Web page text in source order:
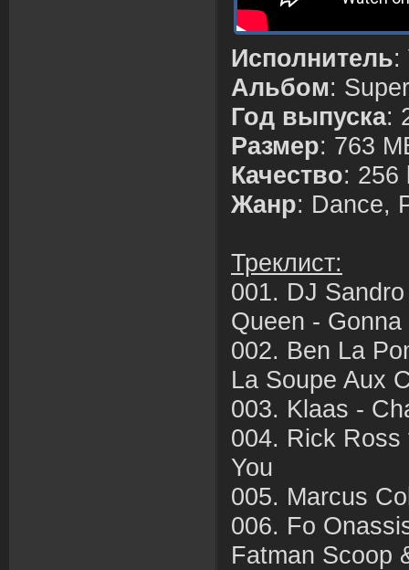
Исполнитель:
Альбом:
Год выпуска:
Размер: 763
Качество: 256
Жанр: Dance,
Треклист:
001. DJ
Queen -
002. Ben La
La Soupe Aux
003. Klaas -
004. Rick Ross
You
005. Marcus
006. Fo
Fatman Scoop